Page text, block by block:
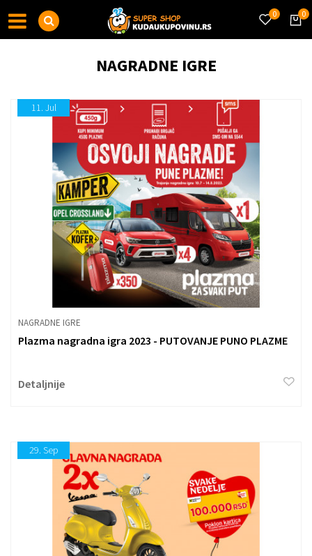
0
0
NAGRADNE IGRE
11. Jul
NAGRADNE IGRE
Plazma nagradna igra 2023 - PUTOVANJE PUNO PLAZME
Detaljnije
29. Sep